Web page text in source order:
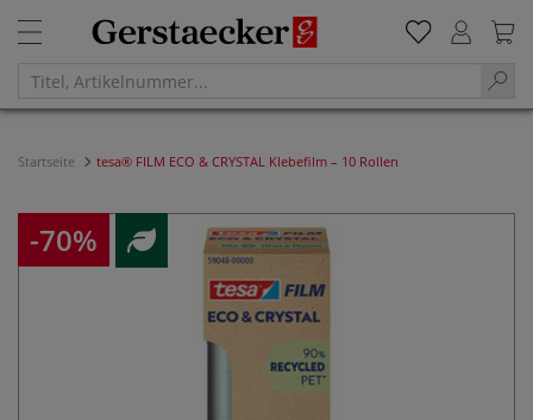
Startseite tesa® FILM ECO & CRYSTAL Klebefilm – 10 Rollen
-70%